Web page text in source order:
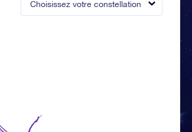
Choisissez votre constellation